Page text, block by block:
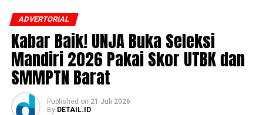
ADVERTORIAL
Kabar Baik! UNJA Buka Seleksi
Mandiri 2026 Pakai Skor UTBK dan
SMMPTN Barat
Published on 21 Juli 2026
By DETAIL.ID